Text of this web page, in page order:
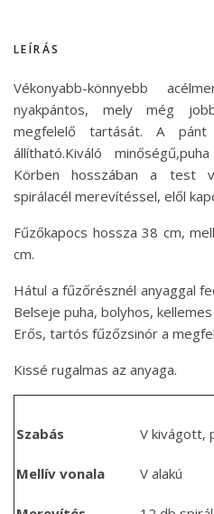
LEÍRÁS
Vékonyabb-könnyebb
nyakpántos, mely még
megfelelő tartását. A pánt
állítható.Kiváló
Körben hosszában a test
spirálacél merevítéssel, elől
Fűzőkapocs hossza 38 cm,
cm.
Hátul a fűzőrésznél anyaggal
Belseje puha, bolyhos,
Erős, tartós fűzőzsinór a
Kissé rugalmas az anyaga.
Szabás V kivágott,
Mellív vonala V alakú